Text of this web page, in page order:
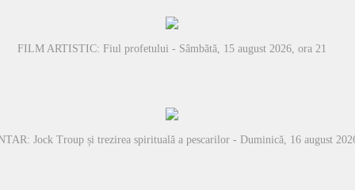
FILM ARTISTIC: Fiul profetului - Sâmbătă, 15 august 2026, ora 21
Jock Troup și trezirea spirituală a pescarilor - Duminică, 16 august